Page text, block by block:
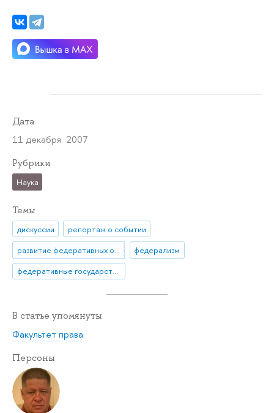
Дата
11 декабря 2007
Рубрики
Наука
Темы
дискуссии
репортаж о событии
развитие федеративных отношений в России
федерализм
федеративные государства
В статье упомянуты
Факультет права
Персоны